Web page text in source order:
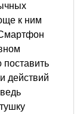
к ним
поставить
действий